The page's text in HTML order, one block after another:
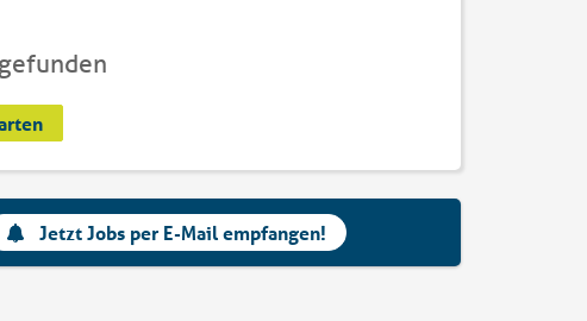
Jetzt Jobs per E-Mail empfangen!